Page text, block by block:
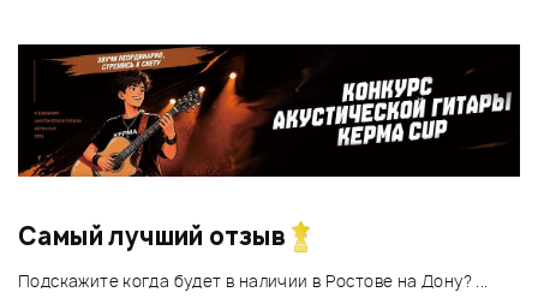
Самый лучший отзыв
Подскажите когда будет в наличии в Ростове на Дону? ...